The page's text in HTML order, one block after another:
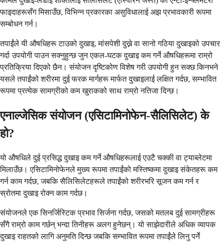
फाइदाहरूसँग मिसाउँछ, विभिन्न प्रकारका असुविधालाई अझ प्रभावकारी रूपमा
सम्बोधन गर्न।
तपाईंले यी औषधिहरू टाउको दुखाइ, मांसपेशी दुख्ने वा सानो गठिया दुखाइको उपचार
गर्दा उपयोगी पाउन सक्नुहुन्छ जुन एकल-घटक दुखाइ कम गर्ने औषधिहरूमा राम्रो
प्रतिक्रिया दिएको छैन। संयोजन दृष्टिकोण विशेष गरी उपयोगी हुन सक्छ किनभने
यसले तपाईंको शरीरमा दुई फरक मार्गहरू मार्फत दुखाइलाई लक्षित गर्दछ, सम्भावित
रूपमा प्रत्येक सामग्रीको कम खुराकको साथ राम्रो नतिजा दिन्छ।
एनाल्जेसिक संयोजन (एसिटामिनोफेन-सैलिसिलेट) के
हो?
यो औषधिले दुई प्रसिद्ध दुखाइ कम गर्ने औषधिहरूलाई एउटै चक्की वा ट्याब्लेटमा
मिलाउँछ। एसिटामिनोफेनले मुख्य रूपमा तपाईंको मस्तिष्कमा दुखाइ संकेतहरू कम
गर्न काम गर्दछ, जबकि सैलिसिलेटहरूले तपाईंको शरीरभरि सूजन कम गर्न र
स्रोतमा दुखाइ रोक्न काम गर्दछ।
संयोजनले एक सिनर्जिस्टिक प्रभाव सिर्जना गर्दछ, जसको मतलब दुई सामग्रीहरू
सँगै राम्रो काम गर्छन् भन्दा तिनीहरू अलग हुनेछन्। यो साझेदारीले अधिक व्यापक
दुखाइ राहतको लागि अनुमति दिन्छ जबकि सम्भावित रूपमा तपाईंले लिनु पर्ने